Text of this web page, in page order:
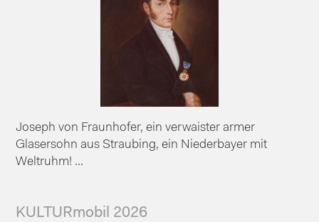
Joseph von Fraunhofer, ein verwaister armer
Glasersohn aus Straubing, ein Niederbayer mit
Weltruhm! ...
KULTURmobil 2026